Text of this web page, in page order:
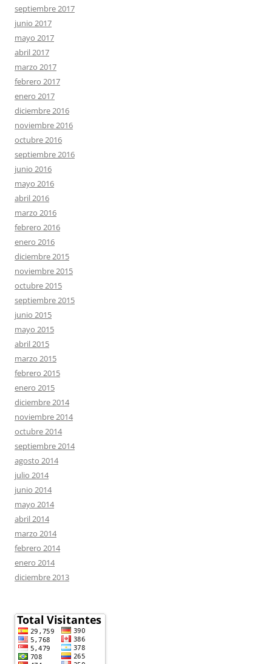
septiembre 2017
junio 2017
mayo 2017
abril 2017
marzo 2017
febrero 2017
enero 2017
diciembre 2016
noviembre 2016
octubre 2016
septiembre 2016
junio 2016
mayo 2016
abril 2016
marzo 2016
febrero 2016
enero 2016
diciembre 2015
noviembre 2015
octubre 2015
septiembre 2015
junio 2015
mayo 2015
abril 2015
marzo 2015
febrero 2015
enero 2015
diciembre 2014
noviembre 2014
octubre 2014
septiembre 2014
agosto 2014
julio 2014
junio 2014
mayo 2014
abril 2014
marzo 2014
febrero 2014
enero 2014
diciembre 2013